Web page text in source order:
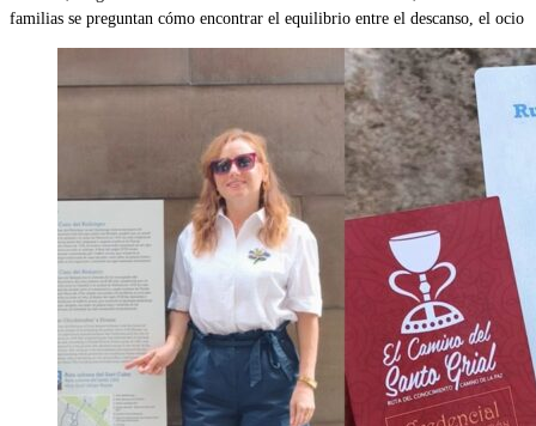
familias se preguntan cómo encontrar el equilibrio entre el descanso, el ocio